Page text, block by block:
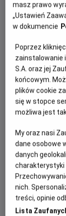
PREMIERA
23 kwietnia 2016
Satoshi Kuwabara
OBSADA
Shunsuke
OPIS FILMU
Gdy rok
wracają do
tajemniczy i
wzbudza
kontynuuje
życia i stanąć
masz prawo
„Ustawień
w dokumencie
Poprzez
zainstalowanie
S.A. oraz jej
końcowym.
plików cookie
się w stopce
możliwa jest
My oraz nasi
dane osobowe
danych
charakterystyki
nich.
treści, opinie
Lista